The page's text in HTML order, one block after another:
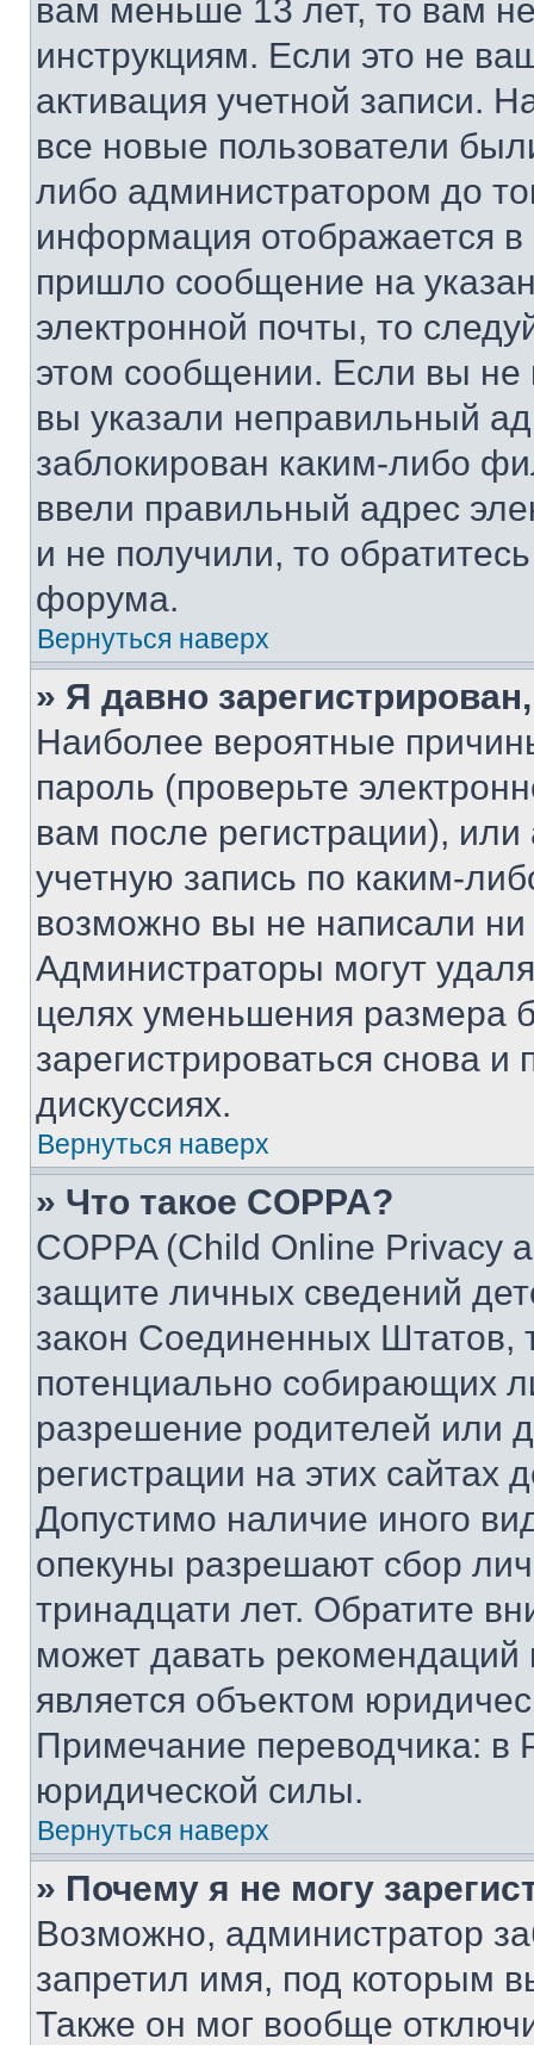
вам меньше 13 лет, то вам
инструкциям. Если это не
активация учетной записи.
все новые пользователи
либо администратором до
информация отображается
пришло сообщение на
электронной почты, то
этом сообщении. Если вы
вы указали неправильный
заблокирован каким-либо
ввели правильный адрес
и не получили, то
форума.
Вернуться наверх
» Я давно
Наиболее вероятные
пароль (проверьте
вам после регистрации),
учетную запись по каким-
возможно вы не написали
Администраторы могут
целях уменьшения размера
зарегистрироваться снова и
дискуссиях.
Вернуться наверх
» Что такое COPPA?
COPPA (Child Online Privacy
защите личных сведений
закон Соединенных Штатов,
потенциально собирающих
разрешение родителей или
регистрации на этих сайтах
Допустимо наличие иного
опекуны разрешают сбор
тринадцати лет. Обратите
может давать
является объектом
Примечание переводчика: в
юридической силы.
Вернуться наверх
» Почему я не могу
Возможно, администратор
запретил имя, под которым
Также он мог вообще